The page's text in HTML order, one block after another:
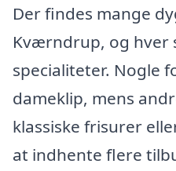
Der findes mange
Kværndrup, og hver
specialiteter. Nogle
dameklip, mens
klassiske frisurer
at indhente flere